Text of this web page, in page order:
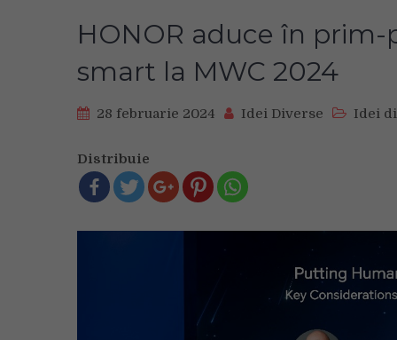
HONOR aduce în
smart la MWC 2024
28 februarie 2024 Idei Diverse Idei
Distribuie